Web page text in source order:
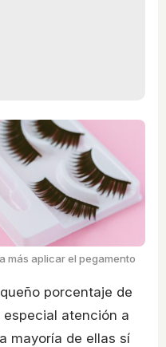
más aplicar el pegamento
porcentaje de
atención a
mayoría de ellas sí